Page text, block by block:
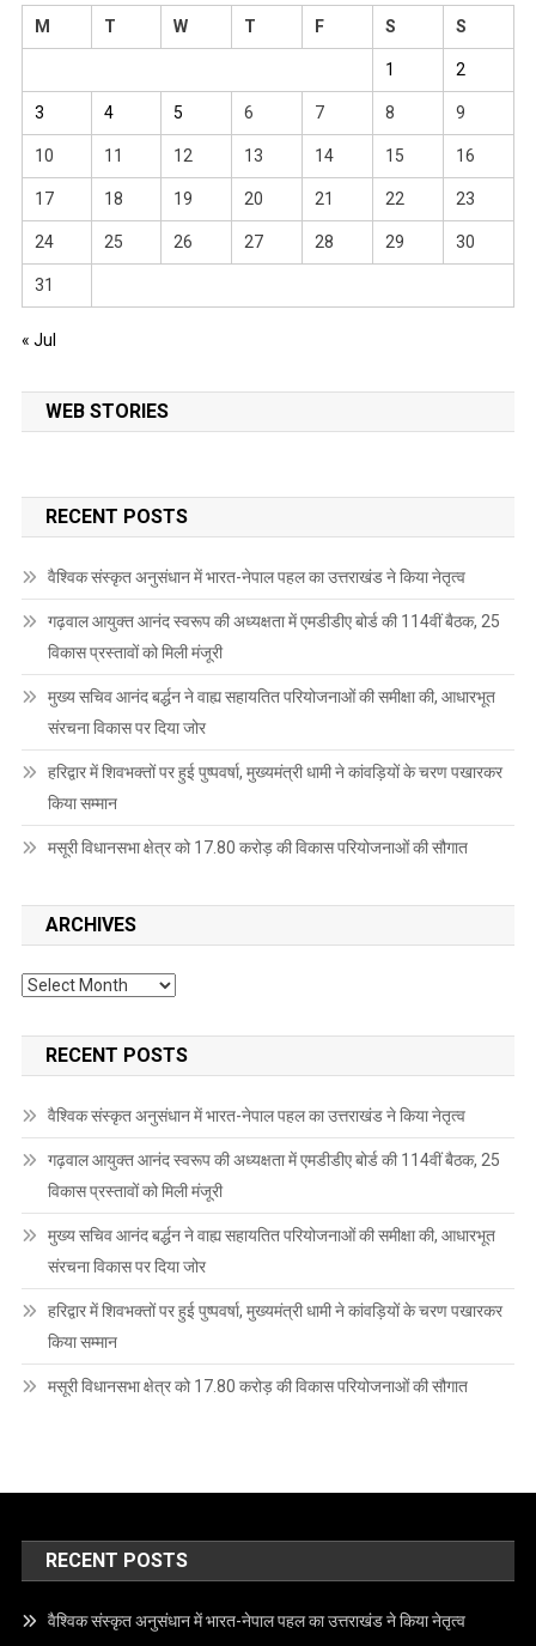
M
T W T F S S
1 2
3 4 5 6 7 8 9
10 11 12 13 14 15 16
17 18 19 20 21 22 23
24 25 26 27 28 29 30
31
« Jul
WEB STORIES
RECENT POSTS
वैश्विक संस्कृत अनुसंधान में भारत-नेपाल पहल का उत्तराखंड ने किया नेतृत्व
गढ़वाल आयुक्त आनंद स्वरूप की अध्यक्षता में एमडीडीए बोर्ड की 114वीं बैठक, 25
विकास प्रस्तावों को मिली मंजूरी
मुख्य सचिव आनंद बर्द्धन ने वाह्य सहायतित परियोजनाओं की समीक्षा की, आधारभूत
संरचना विकास पर दिया जोर
हरिद्वार में शिवभक्तों पर हुई पुष्पवर्षा, मुख्यमंत्री धामी ने कांवड़ियों के चरण पखारकर
किया सम्मान
मसूरी विधानसभा क्षेत्र को 17.80 करोड़ की विकास परियोजनाओं की सौगात
ARCHIVES
Archives
RECENT POSTS
वैश्विक संस्कृत अनुसंधान में भारत-नेपाल पहल का उत्तराखंड ने किया नेतृत्व
गढ़वाल आयुक्त आनंद स्वरूप की अध्यक्षता में एमडीडीए बोर्ड की 114वीं बैठक, 25
विकास प्रस्तावों को मिली मंजूरी
मुख्य सचिव आनंद बर्द्धन ने वाह्य सहायतित परियोजनाओं की समीक्षा की, आधारभूत
संरचना विकास पर दिया जोर
हरिद्वार में शिवभक्तों पर हुई पुष्पवर्षा, मुख्यमंत्री धामी ने कांवड़ियों के चरण पखारकर
किया सम्मान
मसूरी विधानसभा क्षेत्र को 17.80 करोड़ की विकास परियोजनाओं की सौगात
RECENT POSTS
वैश्विक संस्कृत अनुसंधान में भारत-नेपाल पहल का उत्तराखंड ने किया नेतृत्व